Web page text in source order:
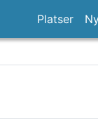
Platser